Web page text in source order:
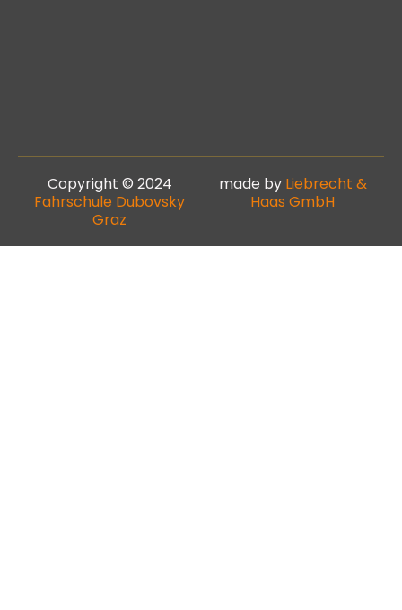
Copyright © 2024
Fahrschule Dubovsky
Graz
made by Liebrecht &
Haas GmbH